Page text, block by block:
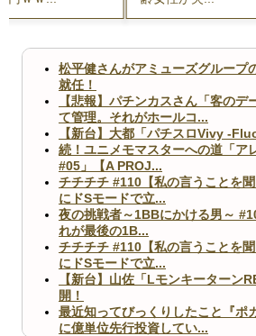
松平健さんがアミューズグループ
就任！
【悲報】パチンカスさん「客のデ
て管理。それがホールコ...
【新台】大都「パチスロVivy -
続！ユニメモマスターへの道「ア
#05」【A PROJ...
チチチチ #110【私の言うことを
にドSモードで立...
夜の挑戦者～1BBにかける男～
れが最後の1B...
チチチチ #110【私の言うことを
にドSモードで立...
【新台】山佐「Lモンキーターン
開！
最近知ってびっくりしたこと『ポ
に億単位先行投資してい...